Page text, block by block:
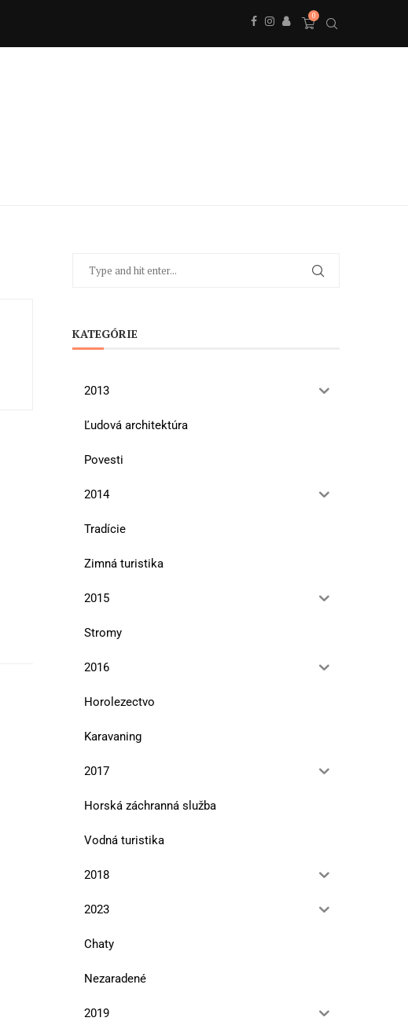
0
KATEGÓRIE
2013
Ľudová architektúra
Povesti
2014
Tradície
Zimná turistika
2015
Stromy
2016
Horolezectvo
Karavaning
2017
Horská záchranná služba
Vodná turistika
2018
2023
Chaty
Nezaradené
2019